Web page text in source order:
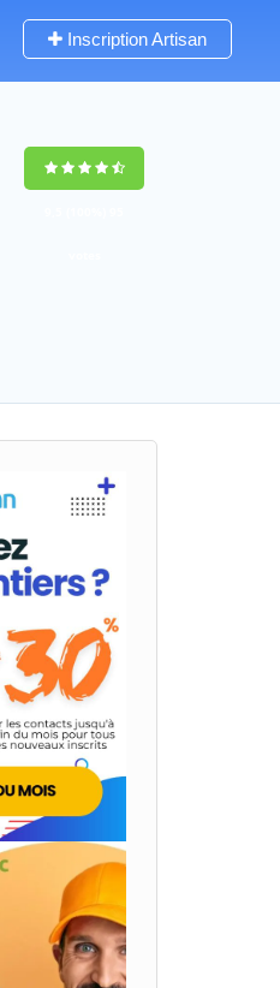
Inscription Artisan